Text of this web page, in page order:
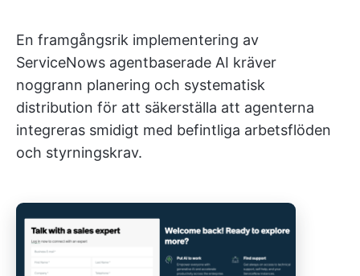
En framgångsrik implementering av
ServiceNows agentbaserade AI kräver
noggrann planering och systematisk
distribution för att säkerställa att agenterna
integreras smidigt med befintliga arbetsflöden
och styrningskrav.